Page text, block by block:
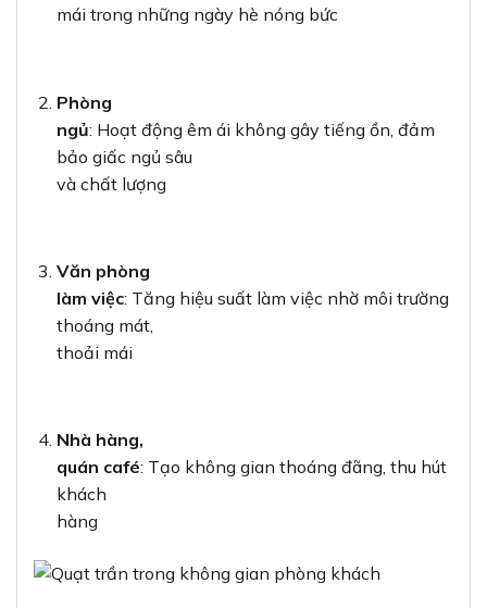
mái trong những ngày hè nóng bức
Phòng
ngủ: Hoạt động êm ái không gây tiếng ồn, đảm
bảo giấc ngủ sâu
và chất lượng
Văn phòng
làm việc: Tăng hiệu suất làm việc nhờ môi trường
thoáng mát,
thoải mái
Nhà hàng,
quán café: Tạo không gian thoáng đãng, thu hút
khách
hàng